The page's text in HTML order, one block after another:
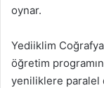
oynar.
Yediiklim
öğretim
yeniliklere paralel